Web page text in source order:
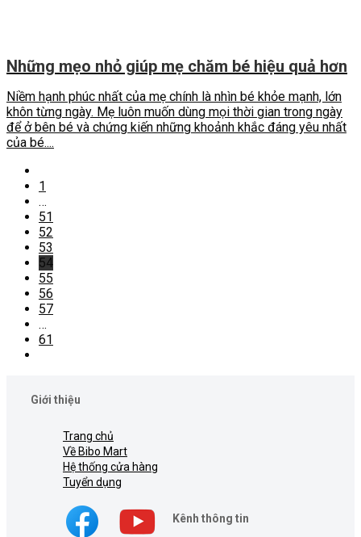
Những mẹo nhỏ giúp mẹ chăm bé hiệu quả hơn
Niềm hạnh phúc nhất của mẹ chính là nhìn bé khỏe mạnh, lớn
khôn từng ngày. Mẹ luôn muốn dùng mọi thời gian trong ngày
để ở bên bé và chứng kiến những khoảnh khắc đáng yêu nhất
của bé....
1
…
51
52
53
54
55
56
57
…
61
Giới thiệu
Trang chủ
Về Bibo Mart
Hệ thống cửa hàng
Tuyển dụng
Kênh thông tin